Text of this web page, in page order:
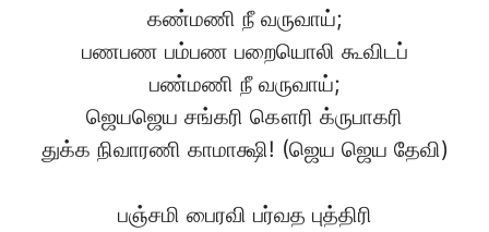
கண்மணி நீ வருவாய்;
பணபண பம்பண பறையொலி கூவிடப்
பண்மணி நீ வருவாய்;
ஜெயஜெய சங்கரி கௌரி க்ருபாகரி
துக்க நிவாரணி காமாக்ஷி! (ஜெய ஜெய தேவி)
பஞ்சமி பைரவி பர்வத புத்திரி